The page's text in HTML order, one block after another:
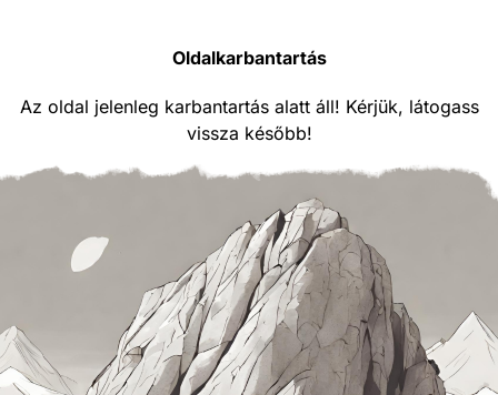
Oldalkarbantartás
Az oldal jelenleg karbantartás alatt áll! Kérjük, látogass
vissza később!